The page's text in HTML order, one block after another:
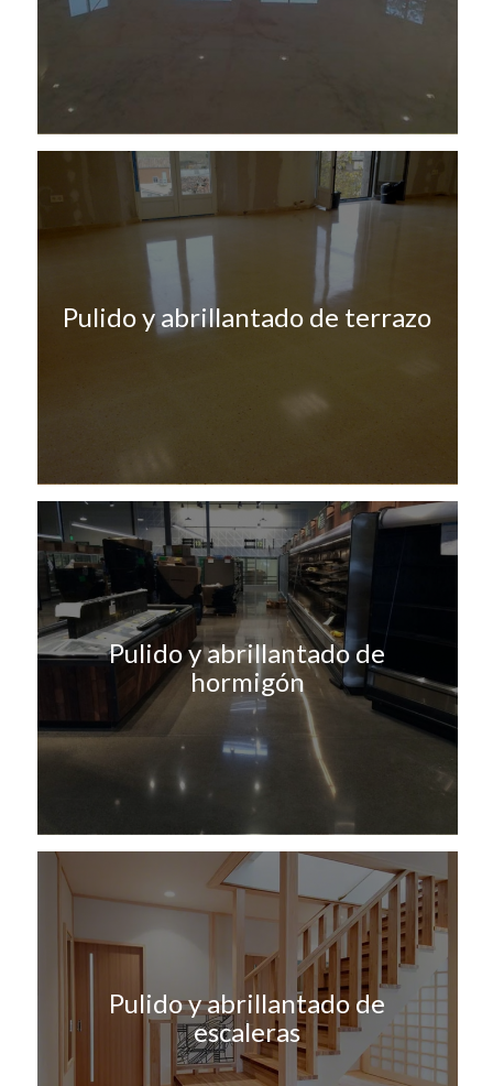
Pulido y abrillantado de terrazo
Pulido y abrillantado de
hormigón
Pulido y abrillantado de
escaleras